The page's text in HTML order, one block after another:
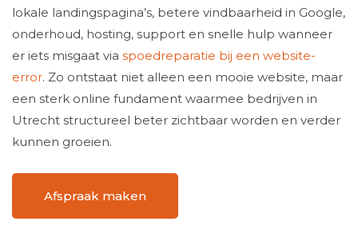
lokale landingspagina’s, betere vindbaarheid in Google,
onderhoud, hosting, support en snelle hulp wanneer
er iets misgaat via spoedreparatie bij een website-
error. Zo ontstaat niet alleen een mooie website, maar
een sterk online fundament waarmee bedrijven in
Utrecht structureel beter zichtbaar worden en verder
kunnen groeien.
Afspraak maken